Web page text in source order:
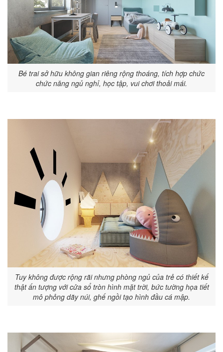
Bé trai sở hữu không gian riêng rộng thoáng, tích hợp chức
chức năng ngủ nghỉ, học tập, vui chơi thoải mái.
Tuy không được rộng rãi nhưng phòng ngủ của trẻ có thiết kế
thật ấn tượng với cửa sổ tròn hình mặt trời, bức tường họa tiết
mô phỏng dãy núi, ghế ngồi tạo hình đầu cá mập.